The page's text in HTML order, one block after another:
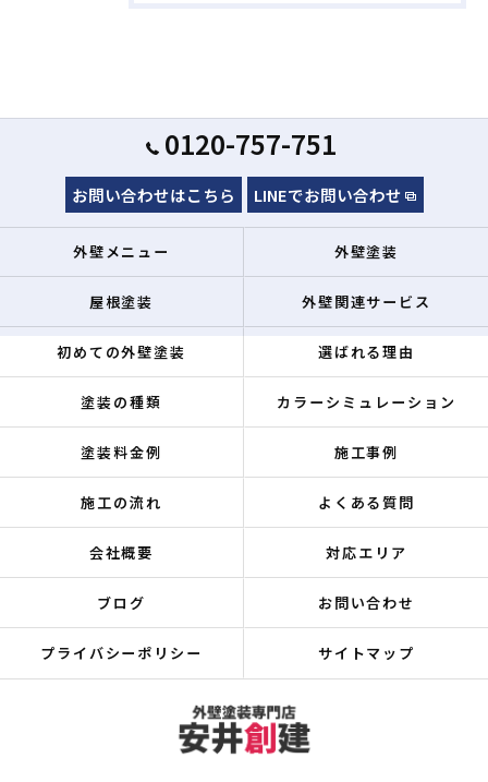
0120-757-751
お問い合わせはこちら LINEでお問い合わせ
外壁メニュー 外壁塗装
屋根塗装 外壁関連サービス
初めての外壁塗装 選ばれる理由
塗装の種類 カラーシミュレーション
塗装料金例 施工事例
施工の流れ よくある質問
会社概要 対応エリア
ブログ お問い合わせ
プライバシーポリシー サイトマップ